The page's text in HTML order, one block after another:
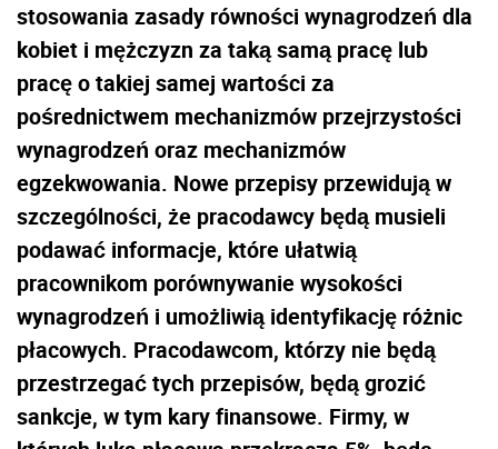
stosowania zasady równości wynagrodzeń dla
kobiet i mężczyzn za taką samą pracę lub
pracę o takiej samej wartości za
pośrednictwem mechanizmów przejrzystości
wynagrodzeń oraz mechanizmów
egzekwowania. Nowe przepisy przewidują w
szczególności, że pracodawcy będą musieli
podawać informacje, które ułatwią
pracownikom porównywanie wysokości
wynagrodzeń i umożliwią identyfikację różnic
płacowych. Pracodawcom, którzy nie będą
przestrzegać tych przepisów, będą grozić
sankcje, w tym kary finansowe. Firmy, w